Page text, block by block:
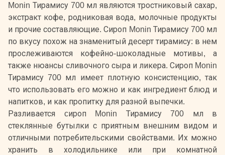
Monin Тирамису 700 мл являются тростниковый сахар,
экстракт кофе, родниковая вода, молочные продукты
и прочие составляющие. Сироп Monin Тирамису 700 мл
по вкусу похож на знаменитый десерт тирамису: в нем
прослеживаются кофейно-шоколадные мотивы, а
также нюансы сливочного сыра и ликера. Сироп Monin
Тирамису 700 мл имеет плотную консистенцию, так
что использовать его можно и как ингредиент блюд и
напитков, и как пропитку для разной выпечки.
Разливается cироп Monin Тирамису 700 мл в
стеклянные бутылки с приятным внешним видом и
отличными потребительскими свойствами. Их можно
хранить в холодильнике или при комнатной